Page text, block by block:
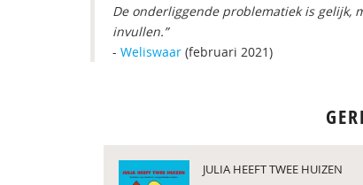
De onderliggende problematiek is gelijk,
invullen.”
- Weliswaar (februari 2021)
JULIA HEEFT TWEE HUIZEN